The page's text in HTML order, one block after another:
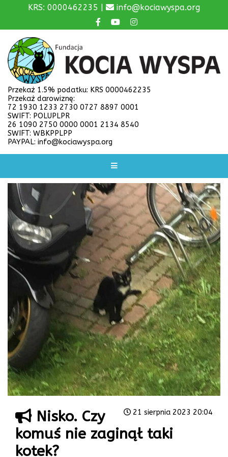
KRS: 0000462235 | info@kociawyspa.org
Przekaż 1.5% podatku: KRS 0000462235
Przekaż darowiznę:
72 1930 1233 2730 0727 8897 0001
SWIFT: POLUPLPR
26 1090 2750 0000 0001 2134 8540
SWIFT: WBKPPLPP
PAYPAL: info@kociawyspa.org
21 sierpnia 2023 20:04
Nisko. Czy
komuś nie zaginął taki
kotek?